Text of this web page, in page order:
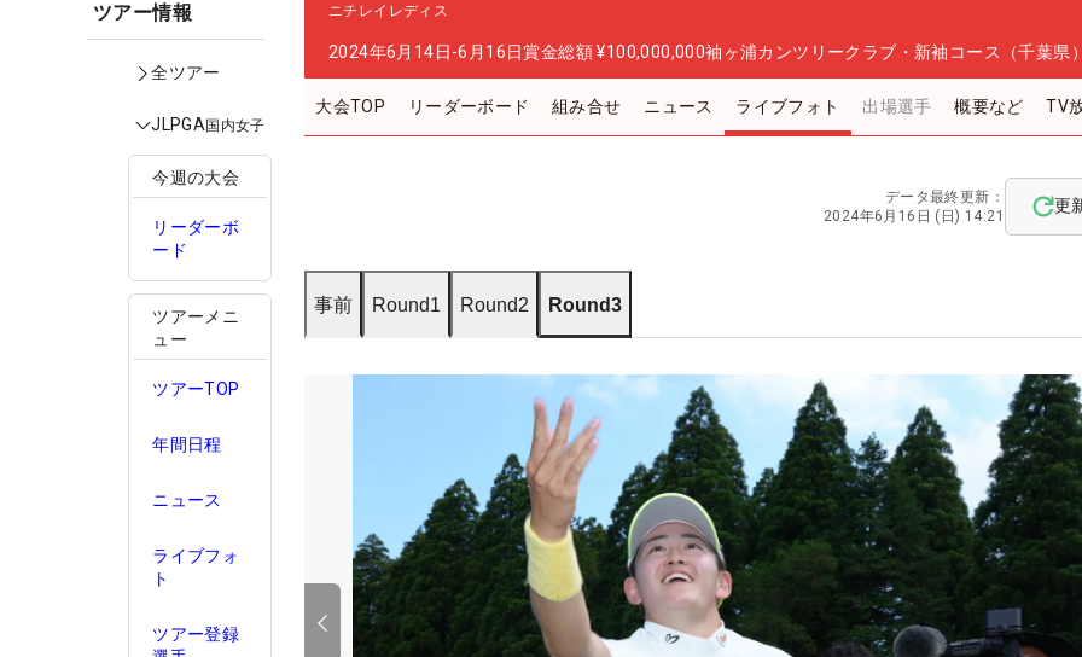
ツアー情報
全ツアー
JLPGA国内女子
今週の大会
リーダーボ
ード
ツアーメニ
ュー
ツアーTOP
年間日程
ニュース
ライブフォ
ト
ツアー登録
ニチレイレディス
2024年6月14日-6月16日賞金総額 ¥100,000,000袖ヶ浦カンツリークラブ・新袖コース（千葉県
大会TOP リーダーボード 組み合せ ニュース ライブフォト 出場選手 概要など TV
データ最終更新：
2024年6月16日 (日) 14:21
更
事前 Round1 Round2 Round3